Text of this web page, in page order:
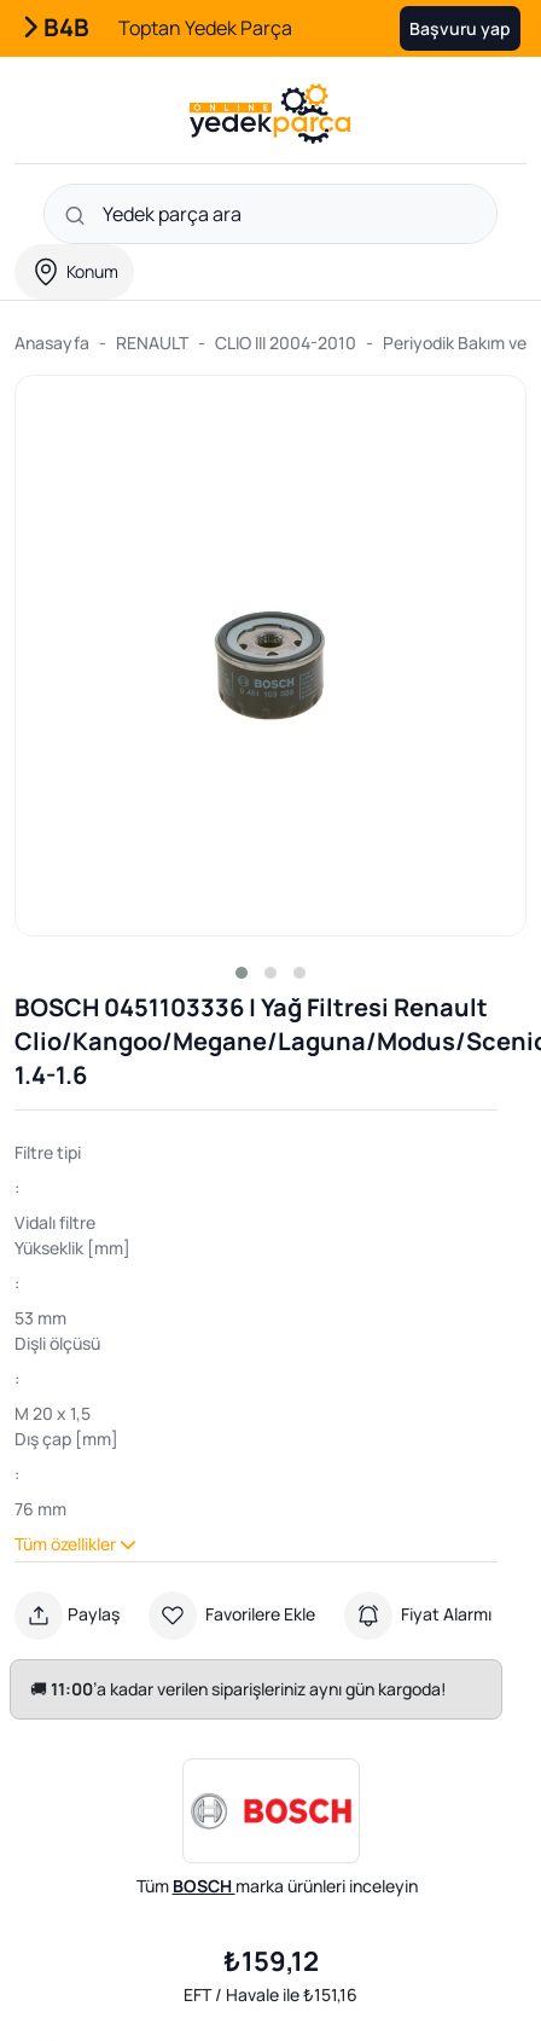
B4B Toptan Yedek Parça Başvuru yap
Konum
Anasayfa RENAULT CLIO III 2004-2010 Periyodik Bakım ve
BOSCH 0451103336 | Yağ Filtresi Renault
Clio/Kangoo/Megane/Laguna/Modus/
1.4-1.6
Filtre tipi
:
Vidalı filtre
Yükseklik [mm]
:
53 mm
Dişli ölçüsü
:
M 20 x 1,5
Dış çap [mm]
:
76 mm
Tüm özellikler
Paylaş Favorilere Ekle Fiyat Alarmı
🚚11:00’a kadar verilen siparişleriniz aynı gün kargoda!
Tüm BOSCH marka ürünleri inceleyin
₺159,12
EFT / Havale ile ₺151,16